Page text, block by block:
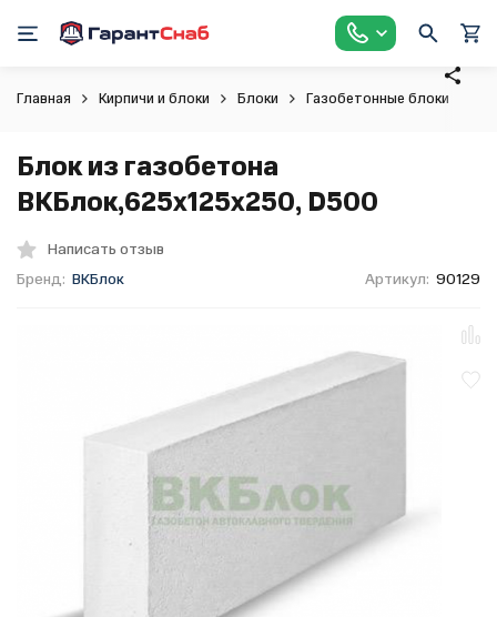
Главная Кирпичи и блоки Блоки Газобетонные блоки
Блок из газобетона
ВКБлок,625x125x250, D500
Написать отзыв
Бренд: ВКБлок Артикул: 90129